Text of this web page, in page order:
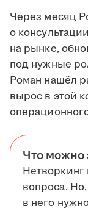
Через месяц
о
на рынке,
под нужные
Роман нашёл
вырос в этой
Что можно
Нетворкинг
вопроса.
в него